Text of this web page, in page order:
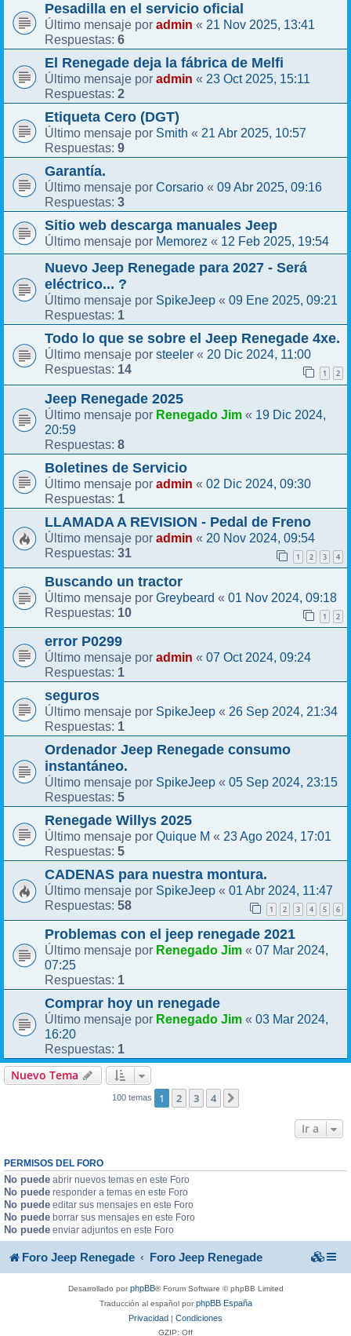
Pesadilla en el servicio oficial
Último mensaje por admin « 21 Nov 2025, 13:41
Respuestas: 6
El Renegade deja la fábrica de Melfi
Último mensaje por admin « 23 Oct 2025, 15:11
Respuestas: 2
Etiqueta Cero (DGT)
Último mensaje por Smith « 21 Abr 2025, 10:57
Respuestas: 9
Garantía.
Último mensaje por Corsario « 09 Abr 2025, 09:16
Respuestas: 3
Sitio web descarga manuales Jeep
Último mensaje por Memorez « 12 Feb 2025, 19:54
Nuevo Jeep Renegade para 2027 - Será
eléctrico... ?
Último mensaje por SpikeJeep « 09 Ene 2025, 09:21
Respuestas: 1
Todo lo que se sobre el Jeep Renegade 4xe.
Último mensaje por steeler « 20 Dic 2024, 11:00
Respuestas: 14 1 2
Jeep Renegade 2025
Último mensaje por Renegado Jim « 19 Dic 2024,
20:59
Respuestas: 8
Boletines de Servicio
Último mensaje por admin « 02 Dic 2024, 09:30
Respuestas: 1
LLAMADA A REVISION - Pedal de Freno
Último mensaje por admin « 20 Nov 2024, 09:54
Respuestas: 31 1 2 3 4
Buscando un tractor
Último mensaje por Greybeard « 01 Nov 2024, 09:18
Respuestas: 10 1 2
error P0299
Último mensaje por admin « 07 Oct 2024, 09:24
Respuestas: 1
seguros
Último mensaje por SpikeJeep « 26 Sep 2024, 21:34
Respuestas: 1
Ordenador Jeep Renegade consumo
instantáneo.
Último mensaje por SpikeJeep « 05 Sep 2024, 23:15
Respuestas: 5
Renegade Willys 2025
Último mensaje por Quique M « 23 Ago 2024, 17:01
Respuestas: 5
CADENAS para nuestra montura.
Último mensaje por SpikeJeep « 01 Abr 2024, 11:47
Respuestas: 58 1 2 3 4 5 6
Problemas con el jeep renegade 2021
Último mensaje por Renegado Jim « 07 Mar 2024,
07:25
Respuestas: 1
Comprar hoy un renegade
Último mensaje por Renegado Jim « 03 Mar 2024,
16:20
Respuestas: 1
Nuevo Tema
100 temas 1 2 3 4
Ir a
PERMISOS DEL FORO
No puede abrir nuevos temas en este Foro
No puede responder a temas en este Foro
No puede editar sus mensajes en este Foro
No puede borrar sus mensajes en este Foro
No puede enviar adjuntos en este Foro
Foro Jeep Renegade Foro Jeep Renegade
Desarrollado porphpBB® Forum Software © phpBB Limited
Traducción al español porphpBB España
Privacidad
Condiciones
GZIP: Off